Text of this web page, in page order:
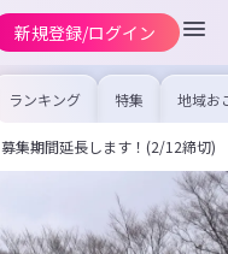
新規登録/ログイン
ランキング 特集 地域お
の求
を集め
事内容
を比較
合った
けよう
募集期間延長します！(2/12締切